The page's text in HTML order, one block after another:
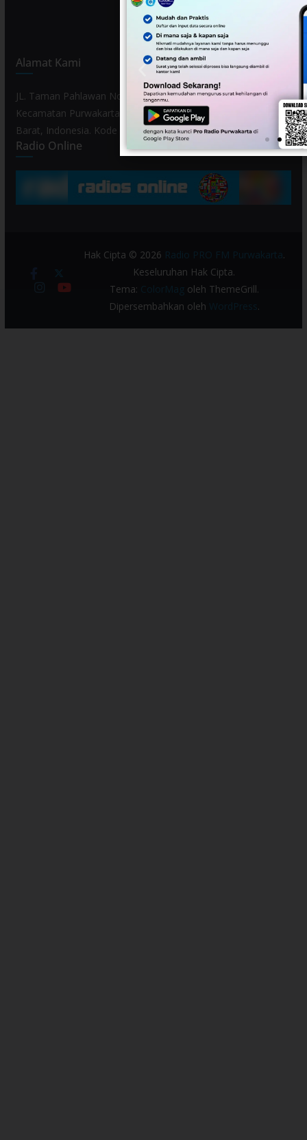
Alamat Kami
JL. Taman Pahlawan No. 80, Kelurahan Purwamekar,
Kecamatan Purwakarta, Kabupaten Purwakarta, Provinsi Jawa
Barat, Indonesia. Kode Pos 41119.
Radio Online
Hak Cipta © 2026 Radio PRO FM Purwakarta.
Keseluruhan Hak Cipta.
Tema: ColorMagoleh ThemeGrill.
Dipersembahkan oleh WordPress .